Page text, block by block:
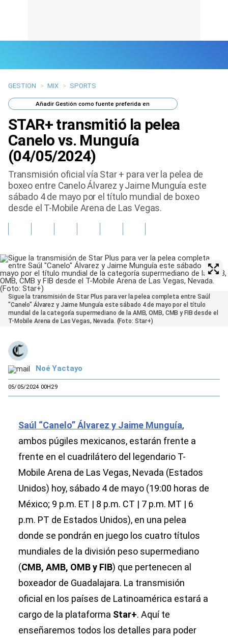
Últimas Noticias
Mi Bolsillo
Respuestas
Gente
Vida Laboral
Tendencias Mix
GESTION > MIX > SPORTS
AñadirGestión como fuente preferida en
STAR+ transmitió la pelea
Canelo vs. Munguía
(04/05/2024)
Transmisión oficial vía Star + para ver la pelea de
boxeo entre Canelo Álvarez y Jaime Munguía este
sábado 4 de mayo por el título mundial de boxeo
desde el T-Mobile Arena de Las Vegas.
Sigue la transmisión de Star Plus para ver la pelea completa entre Saúl
"Canelo" Álvarez y Jaime Munguía este sábado 4 de mayo por el título
mundial de la categoría supermediano de la AMB, OMB, CMB y FIB desde el
T-Mobile Arena de Las Vegas, Nevada. (Foto: Star+)
Noé Yactayo
05/05/2024 00H29
Saúl “Canelo” Álvarez y Jaime Munguía,
ambos púgiles mexicanos, estarán frente a
frente en el cuadrilátero del legendario T-
Mobile Arena de Las Vegas, Nevada (Estados
Unidos) hoy, sábado 4 de mayo (19:00 horas de
México; 9 p.m. ET | 8 p.m. CT | 7 p.m. MT | 6
p.m. PT de Estados Unidos), en una pelea
donde se pondrán en juego los cuatro títulos
mundiales de la división peso supermediano
(CMB, AMB, OMB y FIB) que pertenecen al
boxeador de Guadalajara. La transmisión
oficial en los países de Latinoamérica estará a
cargo de la plataforma Star+. Aquí te
enseñaremos todos los detalles para poder